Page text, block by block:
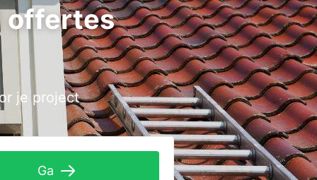
Vloerverwarming
Vochtbestrijding
Warmtepomp
Wellness
Zonnepanelen
offertes
je project
Ga